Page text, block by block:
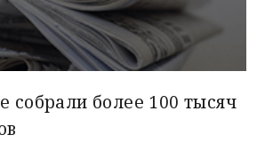
собрали более 100 тысяч